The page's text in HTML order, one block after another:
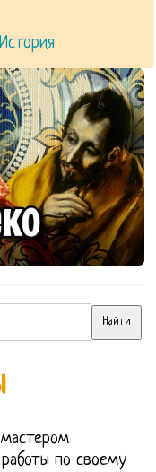
История
по своему